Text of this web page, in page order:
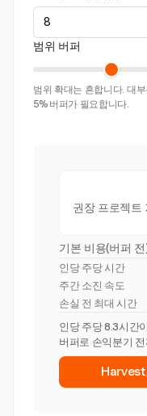
범위 버퍼
범위 확대는 흔합니다. 대
5% 버퍼가 필요합니다.
권장 프로젝트
기본 비용(버퍼 전
인당 주당 시간
주간 소진 속도
손실 전 최대 시간
인당 주당 8.3시간
버퍼로 손익분기
Harvest